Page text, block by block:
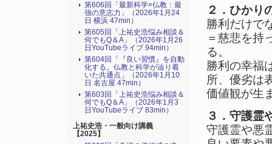
２．ひかり
勝利だけで
＝慈悲を持
る。
勝利の幸福
所、優劣は
価値観が生
３．守護霊
守護霊や悪
第606回「最新科学×仏教：最
強の意志力」（2026年1月24
日 横浜 47min）
第605回「上祐史浩悩み相談＆
何でもQ＆A」（2026年1月26
日YouTubeライブ 94min）
第604回「『良い習慣』を自動
化する。仏教と科学が辿り着
いた共通点」（2026年1月10
日 名古屋 47min）
第603回「上祐史浩悩み相談＆
何でもQ＆A」（2026年1月3
日YouTubeライブ 83min）
上祐史浩・一般向け講義
【2025】